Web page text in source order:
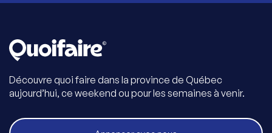
Découvre quoi faire dans la province de Québec
aujourd’hui, ce weekend ou pour les semaines à venir.